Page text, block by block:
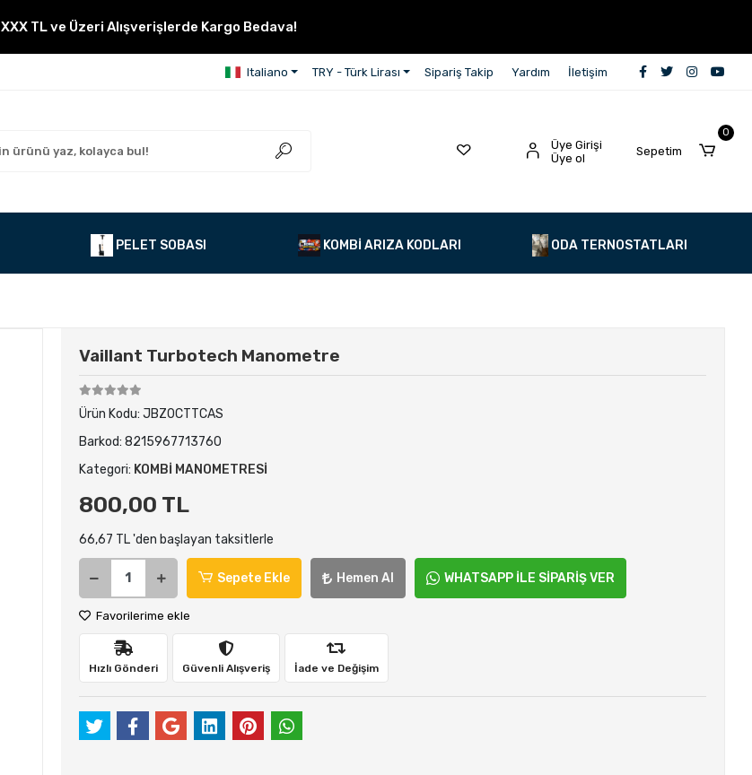
XXX TL ve Üzeri Alışverişlerde Kargo Bedava!
Italiano TRY - Türk Lirası Sipariş Takip Yardım İletişim
Üye Girişi
Üye ol
Sepetim
0
PELET SOBASI KOMBİ ARIZA KODLARI ODA TERNOSTATLARI
Vaillant Turbotech Manometre
Ürün Kodu: JBZ0CTTCAS
Barkod: 8215967713760
Kategori: KOMBİ MANOMETRESİ
800,00 TL
66,67 TL 'den başlayan taksitlerle
Sepete Ekle Hemen Al WHATSAPP İLE SİPARİŞ VER
Favorilerime ekle
Hızlı Gönderi Güvenli Alışveriş İade ve Değişim